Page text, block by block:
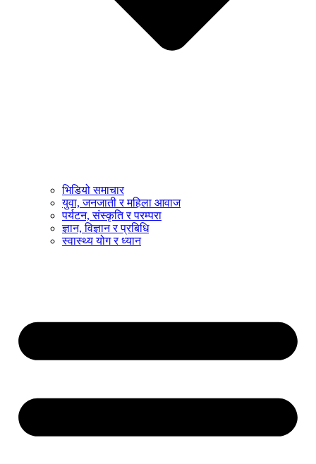
भिडियो समाचार
युवा, जनजाती र महिला आवाज
पर्यटन, संस्कृति र परम्परा
ज्ञान, विज्ञान र प्रबिधि
स्वास्थ्य योग र ध्यान